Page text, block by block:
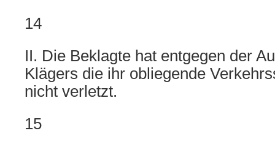
14
II. Die Beklagte hat entgegen der
Klägers die ihr obliegende
nicht verletzt.
15